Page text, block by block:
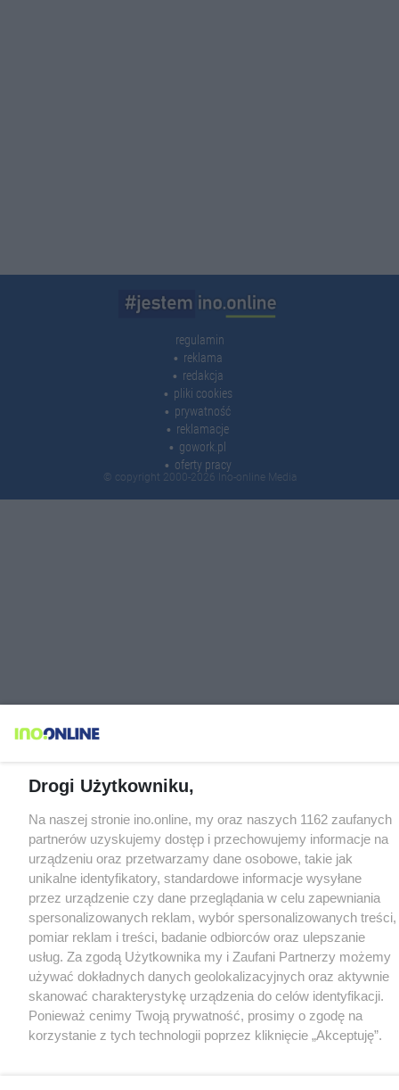
regulamin
reklama
redakcja
pliki cookies
prywatność
reklamacje
gowork.pl
oferty pracy
© copyright 2000-2026 Ino-online Media
Drogi Użytkowniku,
Na naszej stronie ino.online, my oraz naszych 1162 zaufanych
partnerów uzyskujemy dostęp i przechowujemy informacje na
urządzeniu oraz przetwarzamy dane osobowe, takie jak
unikalne identyfikatory, standardowe informacje wysyłane
przez urządzenie czy dane przeglądania w celu zapewniania
spersonalizowanych reklam, wybór spersonalizowanych treści,
pomiar reklam i treści, badanie odbiorców oraz ulepszanie
usług. Za zgodą Użytkownika my i Zaufani Partnerzy możemy
używać dokładnych danych geolokalizacyjnych oraz aktywnie
skanować charakterystykę urządzenia do celów identyfikacji.
Ponieważ cenimy Twoją prywatność, prosimy o zgodę na
korzystanie z tych technologii poprzez kliknięcie „Akceptuję”.